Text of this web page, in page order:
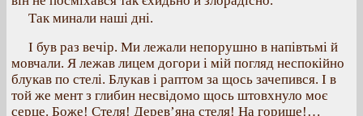
Так минали наші дні.
І був раз вечір. Ми лежали непорушно в напівтьмі й
мовчали. Я лежав лицем догори і мій погляд неспокійно
блукав по стелі. Блукав і раптом за щось зачепився. І в
той же мент з глибин несвідомо щось штовхнуло моє
серце. Боже! Стеля! Дерев’яна стеля! На горище!…